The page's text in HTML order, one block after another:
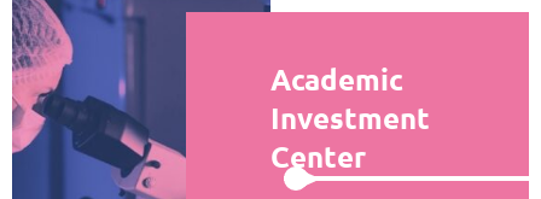
Academic
Investment
Center